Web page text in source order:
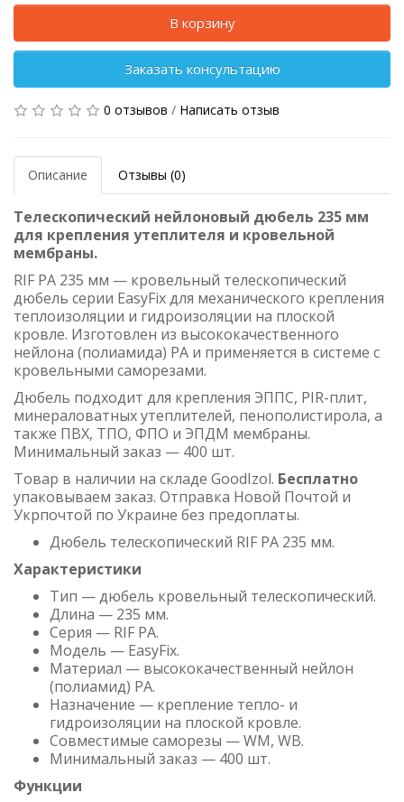
В корзину
Заказать консультацию
0 отзывов / Написать отзыв
Описание Отзывы (0)
Телескопический нейлоновый дюбель 235 мм
для крепления утеплителя и кровельной
мембраны.
RIF PA 235 мм — кровельный телескопический
дюбель серии EasyFix для механического крепления
теплоизоляции и гидроизоляции на плоской
кровле. Изготовлен из высококачественного
нейлона (полиамида) PA и применяется в системе с
кровельными саморезами.
Дюбель подходит для крепления ЭППС, PIR-плит,
минераловатных утеплителей, пенополистирола, а
также ПВХ, ТПО, ФПО и ЭПДМ мембраны.
Минимальный заказ — 400 шт.
Товар в наличии на складе GoodIzol. Бесплатно
упаковываем заказ. Отправка Новой Почтой и
Укрпочтой по Украине без предоплаты.
Дюбель телескопический RIF PA 235 мм.
Характеристики
Тип — дюбель кровельный телескопический.
Длина — 235 мм.
Серия — RIF PA.
Модель — EasyFix.
Материал — высококачественный нейлон
(полиамид) PA.
Назначение — крепление тепло- и
гидроизоляции на плоской кровле.
Совместимые саморезы — WM, WB.
Минимальный заказ — 400 шт.
Функции